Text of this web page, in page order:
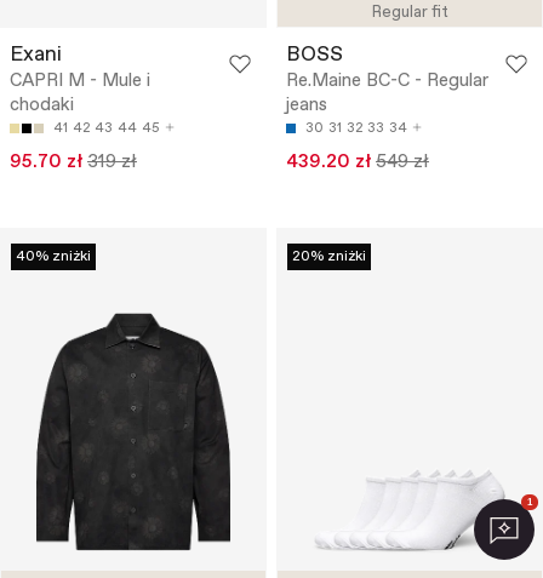
Exani
CAPRI M - Mule i
chodaki
41 42 43 44 45
95.70 zł 319 zł
Regular fit
BOSS
Re.Maine BC-C - Regular
jeans
30 31 32 33 34
439.20 zł 549 zł
40% zniżki 20% zniżki
1